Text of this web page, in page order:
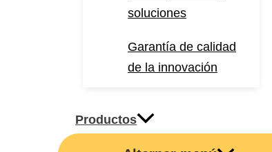
soluciones
Garantía de calidad
de la innovación
Productos